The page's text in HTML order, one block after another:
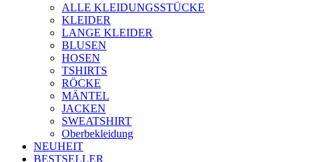
ALLE KLEIDUNGSSTÜCKE
KLEIDER
LANGE KLEIDER
BLUSEN
HOSEN
TSHIRTS
RÖCKE
MÄNTEL
JACKEN
SWEATSHIRT
Oberbekleidung
NEUHEIT
BESTSELLER